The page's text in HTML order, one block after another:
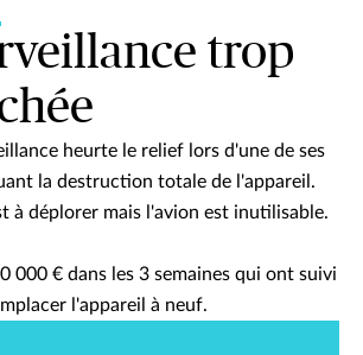
trop
heurte le relief lors d'une de ses
la destruction totale de l'appareil.
à déplorer mais l'avion est inutilisable.
000 € dans les 3 semaines qui ont suivi
l'appareil à neuf.